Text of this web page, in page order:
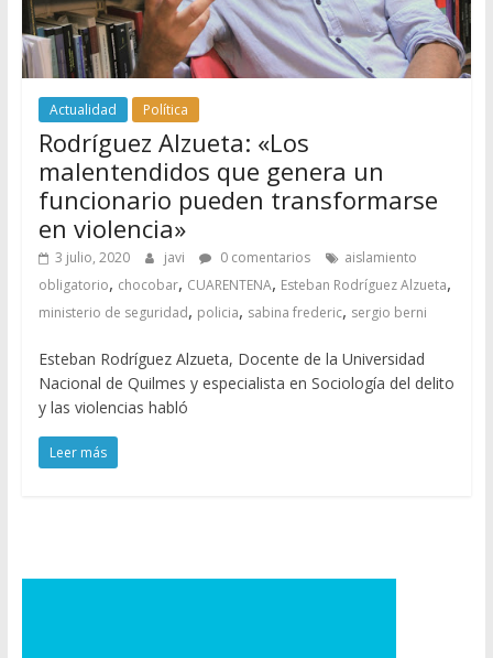
Actualidad Política
Rodríguez Alzueta: «Los
malentendidos que genera un
funcionario pueden transformarse
en violencia»
3 julio, 2020 javi 0 comentarios
aislamiento
obligatorio, chocobar, CUARENTENA, Esteban Rodríguez Alzueta,
ministerio de seguridad, policia, sabina frederic, sergio berni
Esteban Rodríguez Alzueta, Docente de la Universidad
Nacional de Quilmes y especialista en Sociología del delito
y las violencias habló
Leer más